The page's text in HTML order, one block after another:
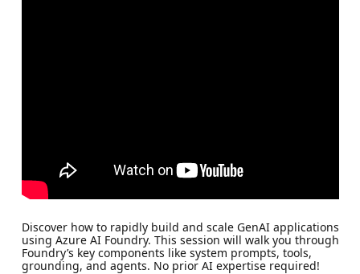
Discover how to rapidly build and scale GenAI applications
using Azure AI Foundry. This session will walk you through
Foundry’s key components like system prompts, tools,
grounding, and agents. No prior AI expertise required!